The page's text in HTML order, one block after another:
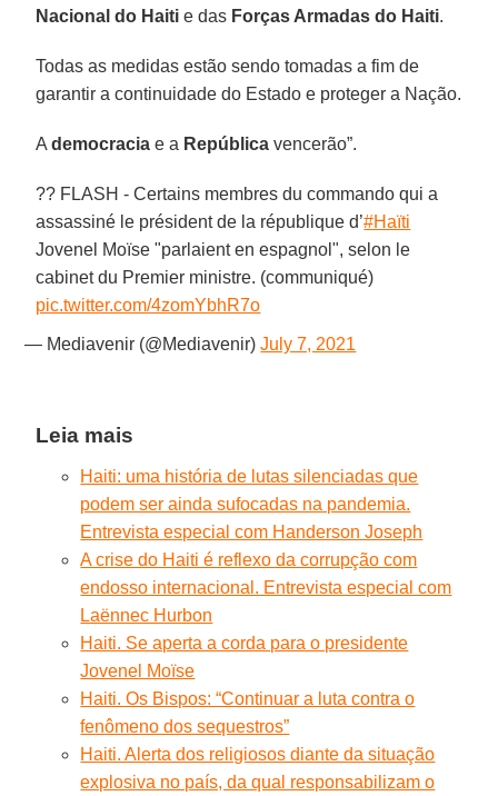
Nacional do Haiti e das Forças Armadas do Haiti.
Todas as medidas estão sendo tomadas a fim de
garantir a continuidade do Estado e proteger a Nação.
Ademocracia e a República vencerão”.
?? FLASH - Certains membres du commando qui a
assassiné le président de la république d’#Haïti
Jovenel Moïse "parlaient en espagnol", selon le
cabinet du Premier ministre. (communiqué)
pic.twitter.com/4zomYbhR7o
— Mediavenir (@Mediavenir)July 7, 2021
Leia mais
Haiti: uma história de lutas silenciadas que
podem ser ainda sufocadas na pandemia.
Entrevista especial com Handerson Joseph
A crise do Haiti é reflexo da corrupção com
endosso internacional. Entrevista especial com
Laënnec Hurbon
Haiti. Se aperta a corda para o presidente
Jovenel Moïse
Haiti. Os Bispos: “Continuar a luta contra o
fenômeno dos sequestros”
Haiti. Alerta dos religiosos diante da situação
explosiva no país, da qual responsabilizam o